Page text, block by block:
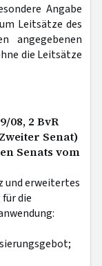
Angabe
Leitsätze des
angegebenen
die Leitsätze
08, 2 BvR
Senat)
Senats vom
erweitertes
die